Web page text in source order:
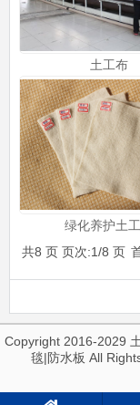
土工布
绿化养护土
共8 页 页次:1/8 页
Copyright 2016-2029
毯|防水板 All